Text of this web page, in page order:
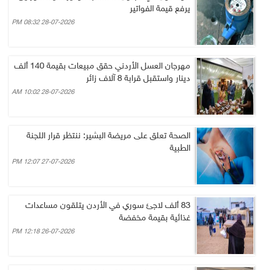
يرفع قيمة الفواتير
28-07-2026 08:32 PM
مهرجان العسل الأردني حقق مبيعات بقيمة 140 ألف
دينار واستقبل قرابة 8 آلاف زائر
28-07-2026 10:02 AM
الصحة تعلق على مريضة البشير: ننتظر قرار اللجنة
الطبية
27-07-2026 12:07 PM
83 ألف لاجئ سوري في الأردن يتلقون مساعدات
غذائية بقيمة مخفضة
26-07-2026 12:18 PM